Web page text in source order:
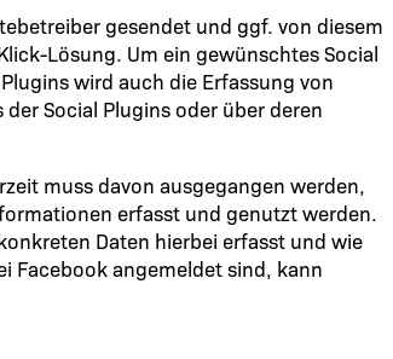
gesendet und ggf. von diesem
Lösung. Um ein gewünschtes Social
wird auch die Erfassung von
Social Plugins oder über deren
muss davon ausgegangen werden,
erfasst und genutzt werden.
Daten hierbei erfasst und wie
Facebook angemeldet sind, kann